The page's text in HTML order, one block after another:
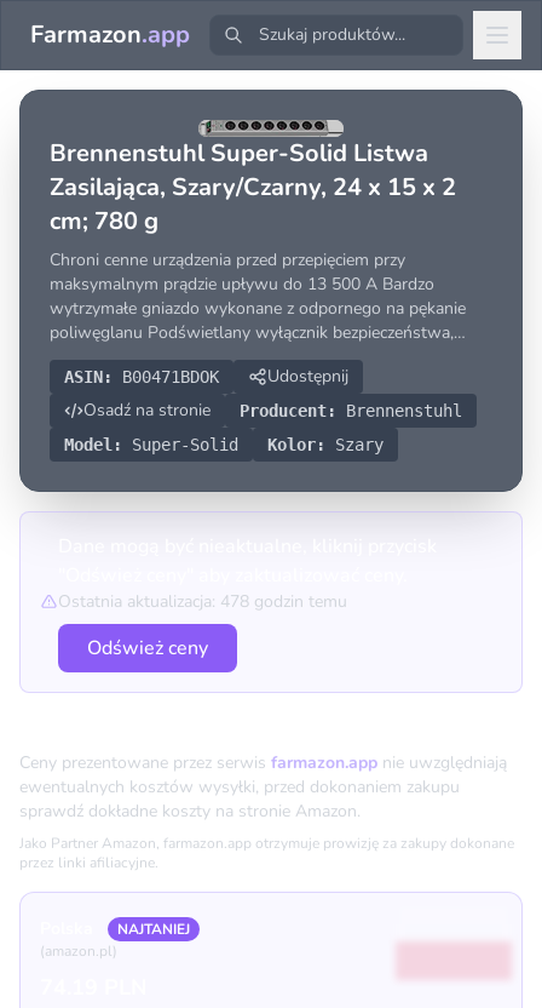
Farmazon.app
Brennenstuhl Super-Solid Listwa
Zasilająca, Szary/Czarny, ‎24 x 15 x 2
cm; 780 g
Chroni cenne urządzenia przed przepięciem przy
maksymalnym prądzie upływu do 13 500 A Bardzo
wytrzymałe gniazdo wykonane z odpornego na pękanie
poliwęglanu Podświetlany wyłącznik bezpieczeństwa,
dwubiegunowy włącznik/wyłącznik Ogranicznik prądu 16
A. Gniazdo bezpieczeństwa w pozycji 45°, również do
wtyczek kątowych Gni
ASIN: B00471BDOK
Udostępnij
Osadź na stronie
Producent:
Brennenstuhl
Model:
Super-Solid Kolor: Szary
Ostatnia aktualizacja: 478 godzin temu
Odśwież ceny
Ceny prezentowane przez serwis farmazon.app nie uwzględniają
ewentualnych kosztów wysyłki, przed dokonaniem zakupu
sprawdź dokładne koszty na stronie Amazon.
Jako Partner Amazon, farmazon.app otrzymuje prowizję za zakupy dokonane
przez linki afiliacyjne.
NAJTANIEJ
(amazon.pl)